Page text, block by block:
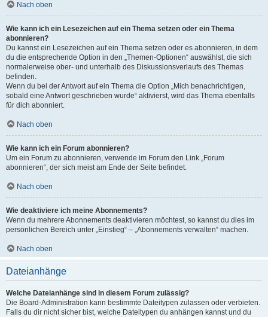
Nach oben
Wie kann ich ein Lesezeichen auf ein Thema setzen oder ein Thema
abonnieren?
Du kannst ein Lesezeichen auf ein Thema setzen oder es abonnieren, in dem
du die entsprechende Option in den „Themen-Optionen“ auswählst, die sich
normalerweise ober- und unterhalb des Diskussionsverlaufs des Themas
befinden.
Wenn du bei der Antwort auf ein Thema die Option „Mich benachrichtigen,
sobald eine Antwort geschrieben wurde“ aktivierst, wird das Thema ebenfalls
für dich abonniert.
Nach oben
Wie kann ich ein Forum abonnieren?
Um ein Forum zu abonnieren, verwende im Forum den Link „Forum
abonnieren“, der sich meist am Ende der Seite befindet.
Nach oben
Wie deaktiviere ich meine Abonnements?
Wenn du mehrere Abonnements deaktivieren möchtest, so kannst du dies im
persönlichen Bereich unter „Einstieg“ – „Abonnements verwalten“ machen.
Nach oben
Dateianhänge
Welche Dateianhänge sind in diesem Forum zulässig?
Die Board-Administration kann bestimmte Dateitypen zulassen oder verbieten.
Falls du dir nicht sicher bist, welche Dateitypen du anhängen kannst und du